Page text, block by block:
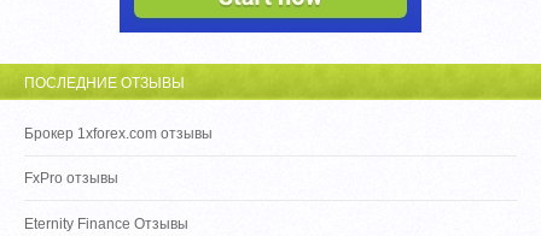
ПОСЛЕДНИЕ ОТЗЫВЫ
Брокер 1xforex.com отзывы
FxPro отзывы
Eternity Finance Отзывы